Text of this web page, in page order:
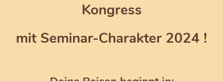
Kongress
mit Seminar-Charakter 2024 !